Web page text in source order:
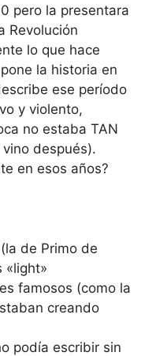
pero la presentara
Revolución
lo que hace
la historia en
ese período
y violento,
no estaba TAN
después).
en esos años?
de Primo de
«light»
famosos (como la
creando
podía escribir sin